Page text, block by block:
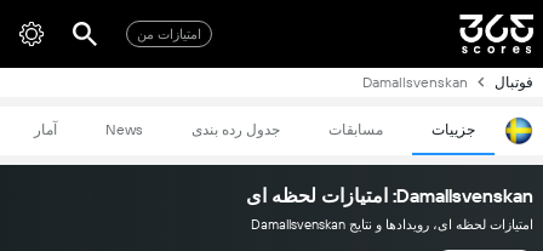
امتیازات من
فوتبال Damallsvenskan
جزییات مسابقات جدول رده بندی News آمار
Damallsvenskan: امتیازات لحظه ای
امتیازات لحظه ای، رویدادها و نتایج Damallsvenskan